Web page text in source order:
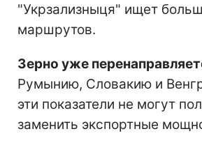
"Укрзализныця" ищет
маршрутов.
Зерно уже
Румынию, Словакию и
эти показатели не могут
заменить экспортные